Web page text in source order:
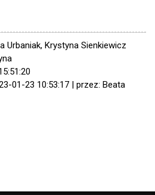
Urbaniak, Krystyna Sienkiewicz
01-23 10:53:17 | przez: Beata